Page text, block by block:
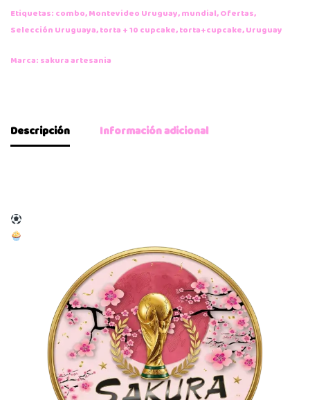
Etiquetas: combo,Montevideo Uruguay,mundial,Ofertas,
Selección Uruguaya,torta + 10 cupcake,torta+cupcake,Uruguay
Marca: sakura artesania
Descripción Información adicional